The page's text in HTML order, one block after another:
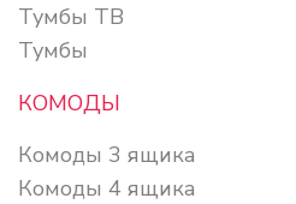
Тумбы ТВ
Тумбы
КОМОДЫ
Комоды 3 ящика
Комоды 4 ящика